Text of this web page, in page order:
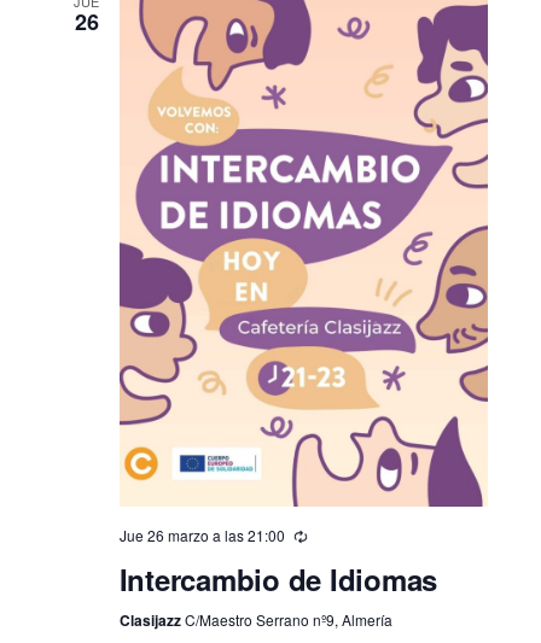
26
Jue 26 marzo a las 21:00
Intercambio de Idiomas
ClasijazzC/Maestro Serrano nº9, Almería